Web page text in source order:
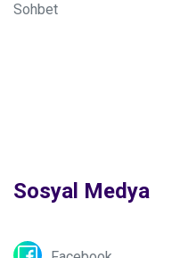
Sohbet
Sosyal Medya